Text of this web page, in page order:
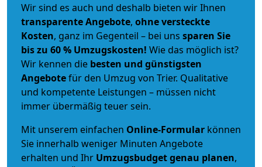
Wir sind es auch und deshalb bieten wir Ihnen
transparente Angebote, ohne versteckte
Kosten, ganz im Gegenteil – bei uns sparen Sie
bis zu 60 % Umzugskosten! Wie das möglich ist?
Wir kennen die besten und günstigsten
Angebotefür den Umzug von Trier. Qualitative
und kompetente Leistungen – müssen nicht
immer übermäßig teuer sein.
Mit unserem einfachen Online-Formular können
Sie innerhalb weniger Minuten Angebote
erhalten und Ihr Umzugsbudgetgenau planen,